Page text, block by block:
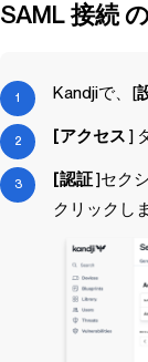
SAML 接続
Kandjiで、[
[アクセス ]
[認証]セク
クリックし